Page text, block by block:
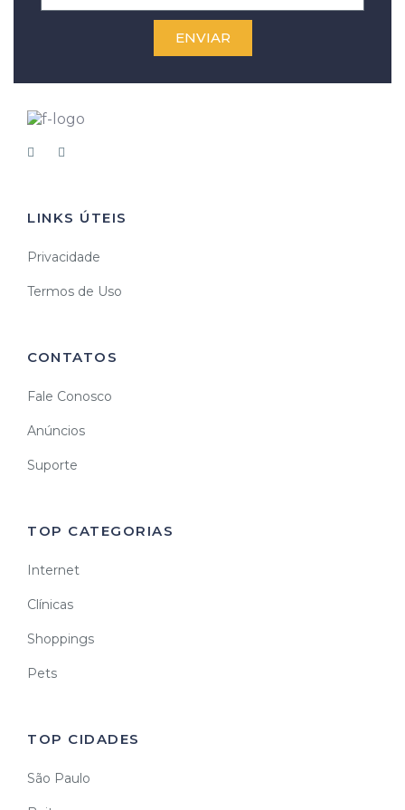
ENVIAR
LINKS ÚTEIS
Privacidade
Termos de Uso
CONTATOS
Fale Conosco
Anúncios
Suporte
TOP CATEGORIAS
Internet
Clínicas
Shoppings
Pets
TOP CIDADES
São Paulo